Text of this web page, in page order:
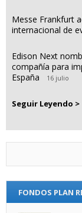
Messe Frankfurt
internacional de
Edison Next
compañía para
España
16 julio
Seguir Leyendo >
FONDOS PLAN